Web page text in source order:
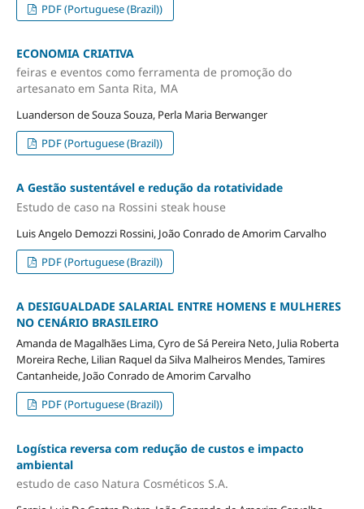
PDF (Portuguese (Brazil))
ECONOMIA CRIATIVA
feiras e eventos como ferramenta de promoção do
artesanato em Santa Rita, MA
Luanderson de Souza Souza, Perla Maria Berwanger
PDF (Portuguese (Brazil))
A Gestão sustentável e redução da rotatividade
Estudo de caso na Rossini steak house
Luis Angelo Demozzi Rossini, João Conrado de Amorim Carvalho
PDF (Portuguese (Brazil))
A DESIGUALDADE SALARIAL ENTRE HOMENS E MULHERES
NO CENÁRIO BRASILEIRO
Amanda de Magalhães Lima, Cyro de Sá Pereira Neto, Julia Roberta
Moreira Reche, Lilian Raquel da Silva Malheiros Mendes, Tamires
Cantanheide, João Conrado de Amorim Carvalho
PDF (Portuguese (Brazil))
Logística reversa com redução de custos e impacto
ambiental
estudo de caso Natura Cosméticos S.A.